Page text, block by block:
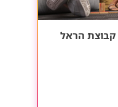
קבוצת הראל